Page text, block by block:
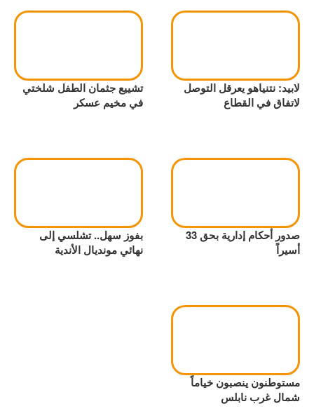
لابيد: نتنياهو يعرقل التوصل
لاتفاق في القطاع
تشييع جثمان الطفل شلختي
في مخيم عسكر
صدور أحكام إدارية بحق 33
أسيراً
بفوز سهل.. تشلسي إلى
نهائي مونديال الأندية
مستوطنون ينصبون خياماً
شمال غرب نابلس